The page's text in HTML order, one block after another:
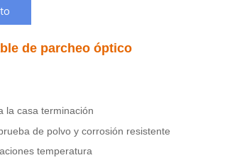
de parcheo óptico
la casa terminación
de polvo y corrosión resistente
temperatura